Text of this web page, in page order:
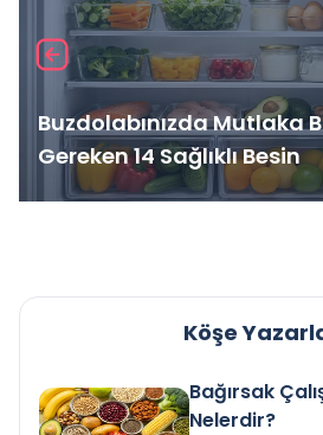
Buzdolabınızda Mutlaka
Gereken 14 Sağlıklı Besin
Köşe
Bağırsak
Nelerdir?